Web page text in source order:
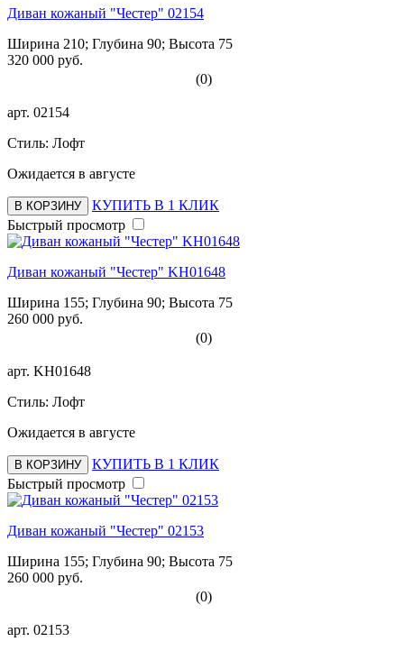
Диван кожаный "Честер" 02154
Ширина 210; Глубина 90; Высота 75
320 000 руб.
(0)
арт. 02154
Стиль: Лофт
Ожидается в августе
В КОРЗИНУ
КУПИТЬ В 1 КЛИК
Быстрый просмотр
Диван кожаный "Честер" KH01648
Ширина 155; Глубина 90; Высота 75
260 000 руб.
(0)
арт. KH01648
Стиль: Лофт
Ожидается в августе
В КОРЗИНУ
КУПИТЬ В 1 КЛИК
Быстрый просмотр
Диван кожаный "Честер" 02153
Ширина 155; Глубина 90; Высота 75
260 000 руб.
(0)
арт. 02153